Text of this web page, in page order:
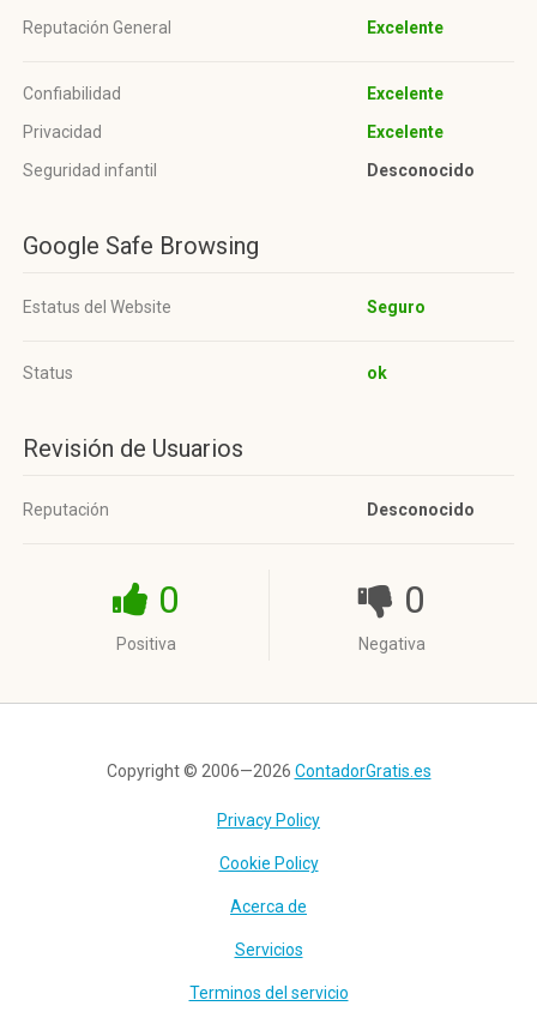
Reputación General Excelente
Confiabilidad
Excelente
Privacidad
Excelente
Seguridad infantil
Desconocido
Google Safe Browsing
Estatus del Website Seguro
Status ok
Revisión de Usuarios
Reputación Desconocido
0
Positiva
0
Negativa
Copyright © 2006—2026 ContadorGratis.es
Privacy Policy
Cookie Policy
Acerca de
Servicios
Terminos del servicio